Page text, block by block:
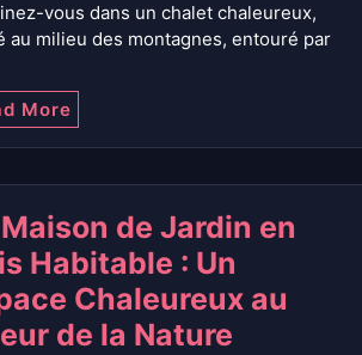
vous dans un chalet chaleureux,
au milieu des montagnes, entouré par
More
de Jardin en
Habitable : Un
Chaleureux au
de la Nature